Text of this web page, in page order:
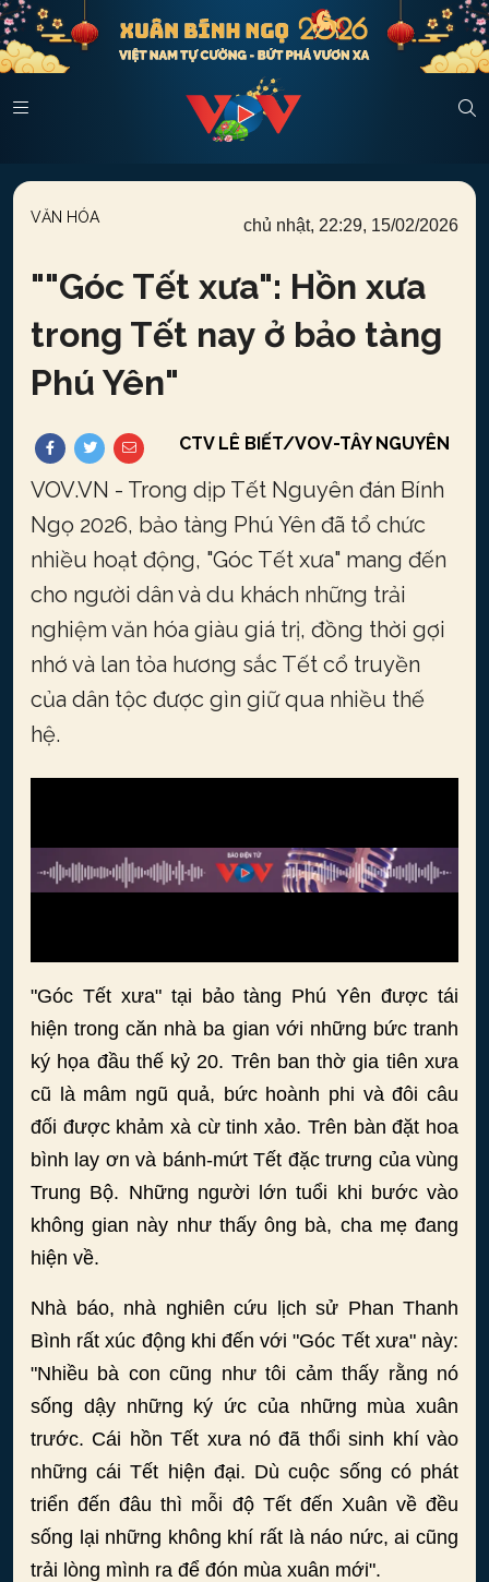
VĂN HÓA chủ nhật, 22:29, 15/02/2026
""Góc Tết xưa": Hồn xưa
trong Tết nay ở bảo tàng
Phú Yên"
CTV LÊ BIẾT/VOV-TÂY NGUYÊN
VOV.VN - Trong dịp Tết Nguyên đán Bính
Ngọ 2026, bảo tàng Phú Yên đã tổ chức
nhiều hoạt động, "Góc Tết xưa" mang đến
cho người dân và du khách những trải
nghiệm văn hóa giàu giá trị, đồng thời gợi
nhớ và lan tỏa hương sắc Tết cổ truyền
của dân tộc được gìn giữ qua nhiều thế
hệ.
"Góc Tết xưa" tại bảo tàng Phú Yên được tái
hiện trong căn nhà ba gian với những bức tranh
ký họa đầu thế kỷ 20. Trên ban thờ gia tiên xưa
cũ là mâm ngũ quả, bức hoành phi và đôi câu
đối được khảm xà cừ tinh xảo. Trên bàn đặt hoa
bình lay ơn và bánh-mứt Tết đặc trưng của vùng
Trung Bộ. Những người lớn tuổi khi bước vào
không gian này như thấy ông bà, cha mẹ đang
hiện về.
Nhà báo, nhà nghiên cứu lịch sử Phan Thanh
Bình rất xúc động khi đến với "Góc Tết xưa" này:
"Nhiều bà con cũng như tôi cảm thấy rằng nó
sống dậy những ký ức của những mùa xuân
trước. Cái hồn Tết xưa nó đã thổi sinh khí vào
những cái Tết hiện đại. Dù cuộc sống có phát
triển đến đâu thì mỗi độ Tết đến Xuân về đều
sống lại những không khí rất là náo nức, ai cũng
trải lòng mình ra để đón mùa xuân mới".